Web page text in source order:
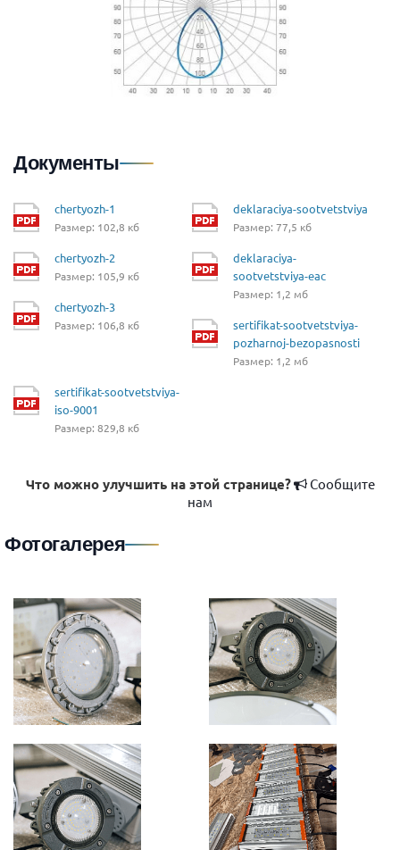
Документы
chertyozh-1
Размер: 102,8 кб
chertyozh-2
Размер: 105,9 кб
chertyozh-3
Размер: 106,8 кб
deklaraciya-sootvetstviya
Размер: 77,5 кб
deklaraciya-
sootvetstviya-eac
Размер: 1,2 мб
sertifikat-sootvetstviya-
pozharnoj-bezopasnosti
Размер: 1,2 мб
sertifikat-sootvetstviya-
iso-9001
Размер: 829,8 кб
Что можно улучшить на этой странице?
Сообщите
нам
Фотогалерея